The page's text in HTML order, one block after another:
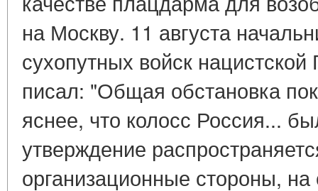
на Москву. 11 августа
сухопутных войск
писал: "Общая обстановка
яснее, что колосс Россия...
утверждение
организационные стороны,